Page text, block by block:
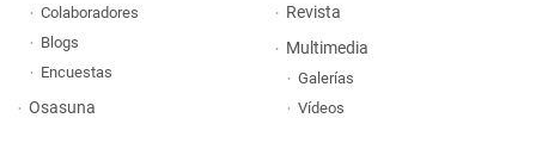
Colaboradores
Blogs
Encuestas
Osasuna
Revista
Multimedia
Galerías
Vídeos